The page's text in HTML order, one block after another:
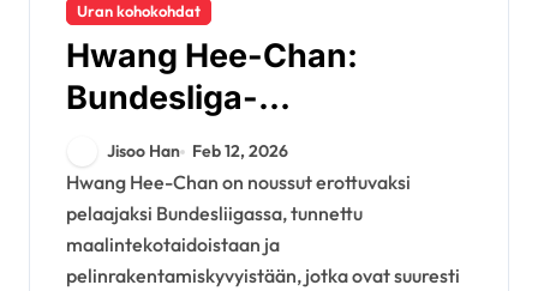
Uran kohokohdat
Hwang Hee-Chan:
Bundesliga-
huippuhetket,
kansainväliset maalit,
seuramenestys
Jisoo Han Feb 12, 2026
Hwang Hee-Chan on noussut erottuvaksi
pelaajaksi Bundesliigassa, tunnettu
maalintekotaidoistaan ja
pelinrakentamiskyvyistään, jotka ovat suuresti